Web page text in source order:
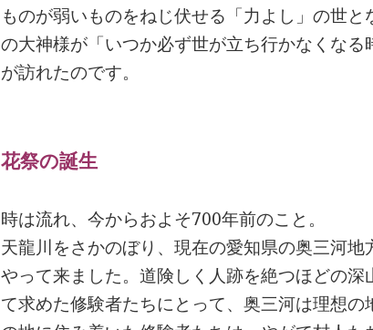
ものが弱いものをねじ伏せる「力よし」の世
の大神様が「いつか必ず世が立ち行かなくな
が訪れたのです。
花祭の誕生
時は流れ、今からおよそ700年前のこと。
天龍川をさかのぼり、現在の愛知県の奥三河
やって来ました。道険しく人跡を絶つほどの深
て求めた修験者たちにとって、奥三河は理想